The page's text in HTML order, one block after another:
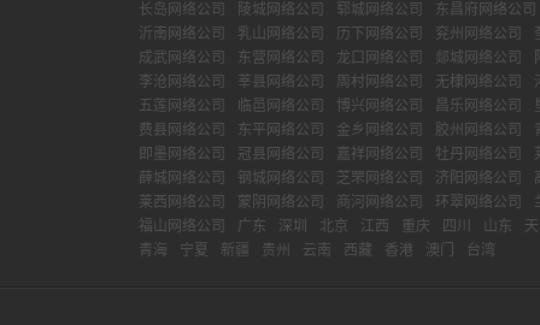
长岛网络公司
陵城网络公司 郓城网络公司
东昌府网络公司
沂南网络公司
乳山网络公司 历下网络公司 兖州网络公司
成武网络公司
东营网络公司 龙口网络公司 郯城网络公司
李沧网络公司
莘县网络公司 周村网络公司 无棣网络公司
五莲网络公司
临邑网络公司 博兴网络公司 昌乐网络公司
费县网络公司
东平网络公司 金乡网络公司 胶州网络公司
即墨网络公司
冠县网络公司 嘉祥网络公司 牡丹网络公司
薛城网络公司
钢城网络公司 芝罘网络公司 济阳网络公司
莱西网络公司
蒙阴网络公司 商河网络公司 环翠网络公司
福山网络公司
广东 深圳 北京 江西 重庆 四川 山东
青海
宁夏 新疆 贵州 云南 西藏 香港 澳门 台湾